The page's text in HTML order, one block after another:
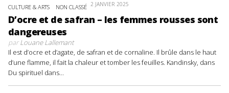
CULTURE & ARTS NON CLASSÉ 2 JANVIER 2025
D’ocre et de safran – les femmes rousses sont
dangereuses
parLouane Lallemant
Il est d’ocre et d’agate, de safran et de cornaline. Il brûle dans le haut
d’une flamme, il fait la chaleur et tomber les feuilles. Kandinsky, dans
Du spirituel dans...